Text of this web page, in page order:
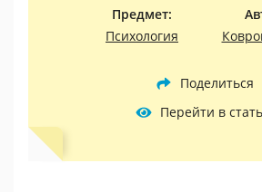
Предмет:
Психология
Поделиться
Перейти в